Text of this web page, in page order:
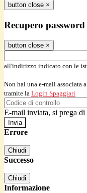
button close ×
Recupero password
button close ×
all'indirizzo indicato con le
Non hai una e-mail associata
tramite la Login Spaggiari
E-mail inviata, si prega di
Errore
Chiudi
Successo
Chiudi
Informazione